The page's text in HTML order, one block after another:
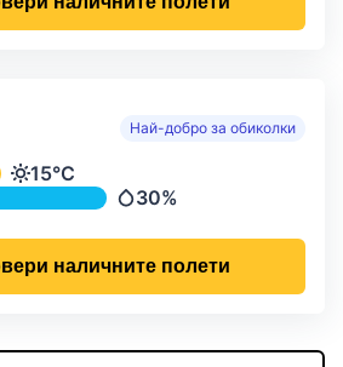
Най-добро за обиколки
температура и
Температура
15°C
Валежи
30%
наличните полети